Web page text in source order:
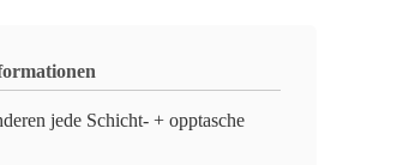
jede Schicht- + opptasche